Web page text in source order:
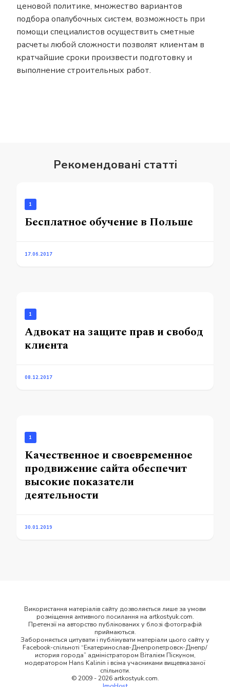
ценовой политике, множество вариантов
подбора опалубочных систем, возможность при
помощи специалистов осуществить сметные
расчеты любой сложности позволят клиентам в
кратчайшие сроки произвести подготовку и
выполнение строительных работ.
Рекомендовані статті
1
Бесплатное обучение в Польше
17.06.2017
1
Адвокат на защите прав и свобод
клиента
08.12.2017
1
Качественное и своевременное
продвижение сайта обеспечит
высокие показатели
деятельности
30.01.2019
Використання матеріалів сайту дозволяється лише за умови
розміщення активного посилання на artkostyuk.com.
Претензії на авторство публікованих у блозі фотографій
приймаються.
Забороняється цитувати і публікувати матеріали цього сайту у
Facebook-спільноті “Екатеринослав-Днепропетровск-Днепр/
история города” адміністратором Віталієм Піскуном,
модератором Hans Kalinin і всіма учасниками вищевказаної
спільноти.
© 2009 - 2026 artkostyuk.com.